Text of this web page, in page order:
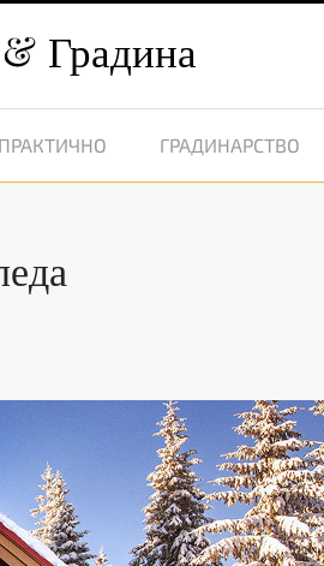
Градина
ПРАКТИЧНО ГРАДИНАРСТВО